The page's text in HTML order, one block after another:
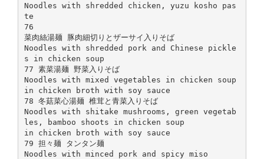
Noodles with shredded chicken, yuzu kosho pas
te
76
菜肉絲湯麺 豚肉細切りとザーサイ入りそば
Noodles with shredded pork and Chinese pickle
s in chicken soup
77 素菜湯麺 野菜入りそば
Noodles with mixed vegetables in chicken soup
in chicken broth with soy sauce
78 冬菇菜心湯麺 椎茸と青菜入りそば
Noodles with shitake mushrooms, green vegetab
les, bamboo shoots in chicken soup
in chicken broth with soy sauce
79 担々麺 タンタン麺
Noodles with minced pork and spicy miso